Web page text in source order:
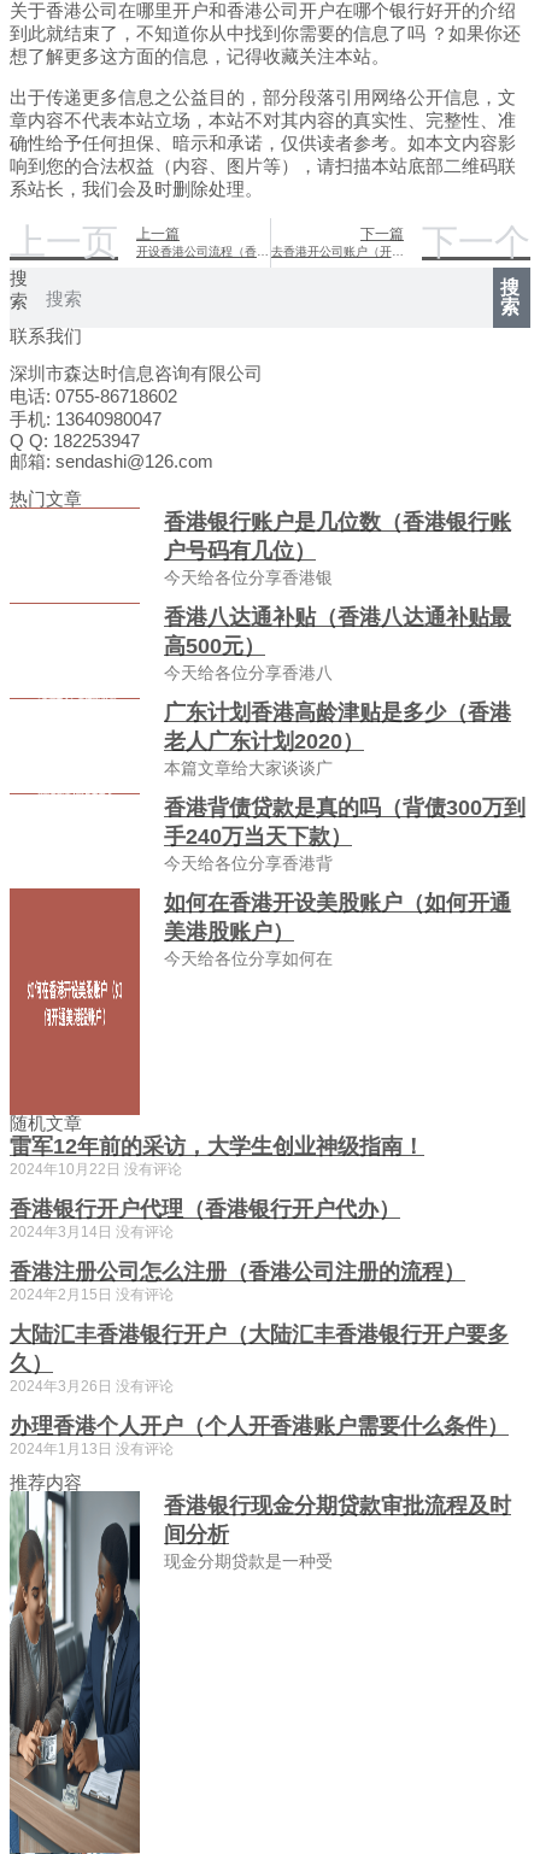
关于香港公司在哪里开户和香港公司开户在哪个银行好开的介绍
到此就结束了，不知道你从中找到你需要的信息了吗 ？如果你还
想了解更多这方面的信息，记得收藏关注本站。
出于传递更多信息之公益目的，部分段落引用网络公开信息，文
章内容不代表本站立场，本站不对其内容的真实性、完整性、准
确性给予任何担保、暗示和承诺，仅供读者参考。如本文内容影
响到您的合法权益（内容、图片等），请扫描本站底部二维码联
系站长，我们会及时删除处理。
上一页 上一篇 下一篇
去香港开公司账户（开立香港公司账户） 下一个
搜
索
搜
索
联系我们
深圳市森达时信息咨询有限公司
电话: 0755-86718602
手机: 13640980047
Q Q: 182253947
邮箱: sendashi@126.com
热门文章
香港银行账户是几位数（香港银行账
户号码有几位）
今天给各位分享香港银
香港八达通补贴（香港八达通补贴最
高500元）
今天给各位分享香港八
广东计划香港高龄津贴是多少（香港
老人广东计划2020）
本篇文章给大家谈谈广
香港背债贷款是真的吗（背债300万到
手240万当天下款）
今天给各位分享香港背
如何在香港开设美股账户（如何开通
美港股账户）
今天给各位分享如何在
随机文章
雷军12年前的采访，大学生创业神级指南！
2024年10月22日 没有评论
香港银行开户代理（香港银行开户代办）
2024年3月14日 没有评论
香港注册公司怎么注册（香港公司注册的流程）
2024年2月15日 没有评论
大陆汇丰香港银行开户（大陆汇丰香港银行开户要多
久）
2024年3月26日 没有评论
办理香港个人开户（个人开香港账户需要什么条件）
2024年1月13日 没有评论
推荐内容
香港银行现金分期贷款审批流程及时
间分析
现金分期贷款是一种受